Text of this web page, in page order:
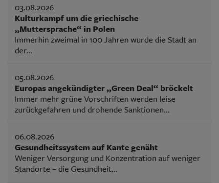
03.08.2026
Kulturkampf um die griechische
„Muttersprache“ in Polen
Immerhin zweimal in 100 Jahren wurde die Stadt an
der...
05.08.2026
Europas angekündigter „Green Deal“ bröckelt
Immer mehr grüne Vorschriften werden leise
zurückgefahren und drohende Sanktionen...
06.08.2026
Gesundheitssystem auf Kante genäht
Weniger Versorgung und Konzentration auf weniger
Standorte – die Gesundheit...